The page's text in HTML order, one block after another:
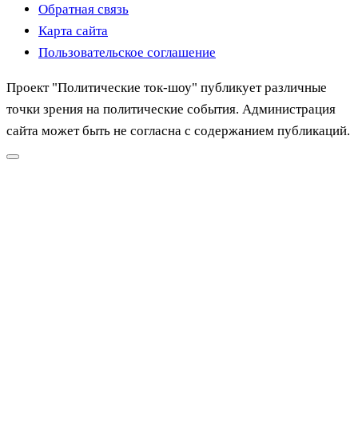
Обратная связь
Карта сайта
Пользовательское соглашение
Проект "Политические ток-шоу" публикует различные
точки зрения на политические события. Администрация
сайта может быть не согласна с содержанием публикаций.